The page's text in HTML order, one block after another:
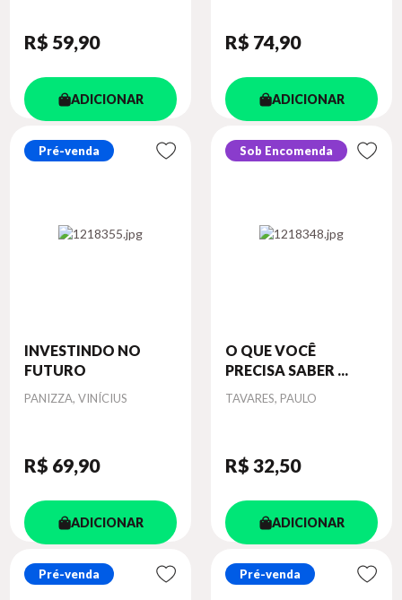
R$ 59,90
ADICIONAR
R$ 74,90
ADICIONAR
Pré-venda
INVESTINDO NO
FUTURO
Autor
PANIZZA, VINÍCIUS
R$ 69,90
ADICIONAR
Sob Encomenda
O QUE VOCÊ
PRECISA SABER ...
Autor
TAVARES, PAULO
R$ 32,50
ADICIONAR
Pré-venda Pré-venda